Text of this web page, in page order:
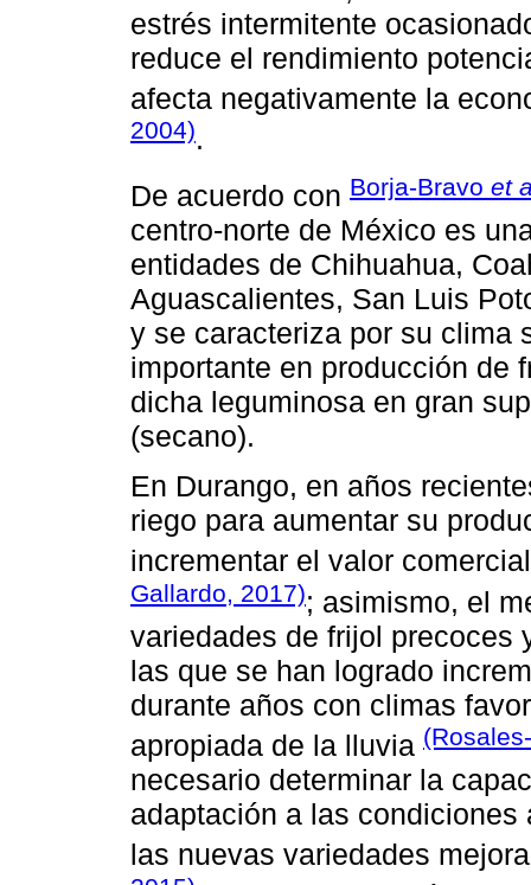
estrés intermitente
reduce el rendimiento
afecta negativamente la
2004).
De acuerdo con Borja-Bravo et
centro-norte de México es
entidades de Chihuahua,
Aguascalientes, San Luis
y se caracteriza por su clima
importante en producción de
dicha leguminosa en gran
(secano).
En Durango, en años
riego para aumentar su
incrementar el valor
Gallardo, 2017); asimismo, el
variedades de frijol precoces
las que se han logrado
durante años con climas
apropiada de la lluvia
necesario determinar la
adaptación a las
las nuevas variedades